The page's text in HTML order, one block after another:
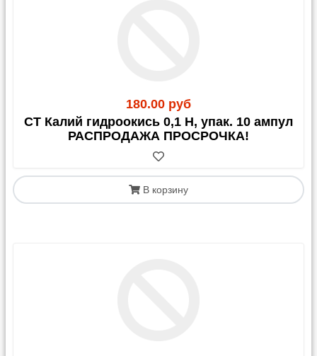
180.00 руб
СТ Калий гидроокись 0,1 Н, упак. 10 ампул
РАСПРОДАЖА ПРОСРОЧКА!
В корзину